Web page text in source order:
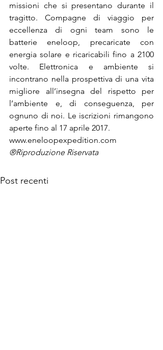
missioni che si presentano durante il
tragitto. Compagne di viaggio per
eccellenza di ogni team sono le
batterie eneloop, precaricate con
energia solare e ricaricabili fino a 2100
volte. Elettronica e ambiente si
incontrano nella prospettiva di una vita
migliore all’insegna del rispetto per
l’ambiente e, di conseguenza, per
ognuno di noi. Le iscrizioni rimangono
aperte fino al 17 aprile 2017.
www.eneloopexpedition.com
®Riproduzione Riservata
Post recenti